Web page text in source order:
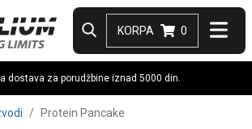
KORPA 0
dostava za porudžbine iznad 5000 din.
Protein Pancake